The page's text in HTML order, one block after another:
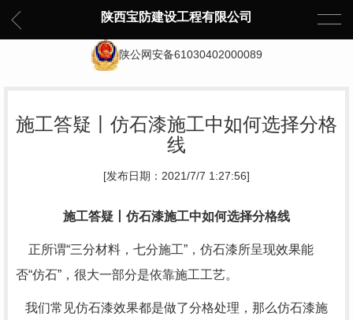
陕西宝防建设工程有限公司
陕公网安备61030402000089
施工答疑丨仿石漆施工中如何选择分格
线
[发布日期：2021/7/7 1:27:56]
施工答疑丨仿石漆施工中如何选择分格线
正所谓“三分材料，七分施工”，仿石漆所呈现效果能
否“仿石”，很大一部分是依靠施工工艺。
我们常见仿石漆效果都是做了分格处理，那么仿石漆施